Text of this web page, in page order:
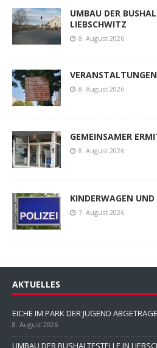
UMBAU DER
LIEBSCHWITZ
8. August 2026
8. August 2026
GEMEINSAMER
8. August 2026
KINDERWAGEN
7. August 2026
AKTUELLES
EICHE IM PARK DER JUGEND
8. August 2026
UMBAU DER BUSHALTESTELLE IN